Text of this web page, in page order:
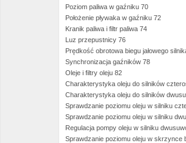
Poziom paliwa w gaźniku 70
Położenie pływaka w gaźniku 72
Kranik paliwa i filtr paliwa 74
Luz przepustnicy 76
Prędkość obrotowa biegu jałowego
Synchronizacja gaźników 78
Oleje i filtry oleju 82
Charakterystyka oleju do silników
Charakterystyka oleju do silników
Sprawdzanie poziomu oleju w silniku
Sprawdzanie poziomu oleju w silniku
Regulacja pompy oleju w silniku
Sprawdzanie poziomu oleju w skrzynce